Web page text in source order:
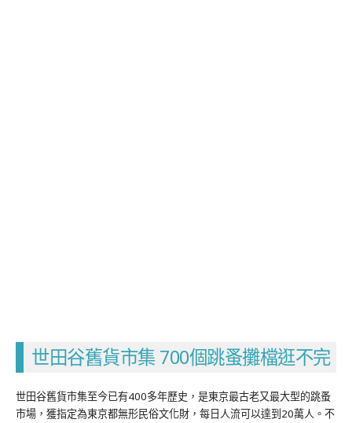
世田谷舊貨市集 700個跳蚤攤檔逛不完
世田谷舊貨市集至今已有400多年歷史，是東京最古老又最大型的跳蚤
市場，獲指定為東京都無形民俗文化財，每日人流可以達到20萬人。不